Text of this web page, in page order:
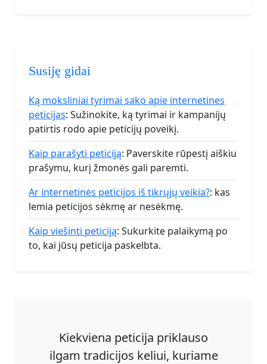
Susiję gidai
Ką moksliniai tyrimai sako apie internetines
peticijas: Sužinokite, ką tyrimai ir kampanijų
patirtis rodo apie peticijų poveikį.
Kaip parašyti peticiją: Paverskite rūpestį aiškiu
prašymu, kurį žmonės gali paremti.
Ar internetinės peticijos iš tikrųjų veikia?: kas
lemia peticijos sėkmę ar nesėkmę.
Kaip viešinti peticiją: Sukurkite palaikymą po
to, kai jūsų peticija paskelbta.
Kiekviena peticija priklauso
ilgam tradicijos keliui, kuriame